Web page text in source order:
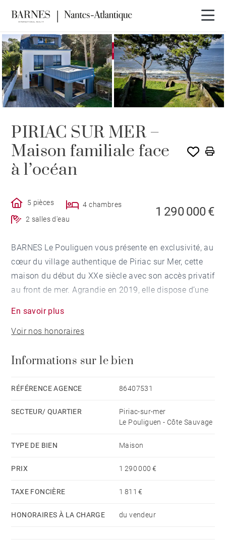
EXCLUSIVITÉ SOUS COMPROMIS
PIRIAC SUR MER –
Maison familiale face
à l’océan
5 pièces
4 chambres
2 salles d'eau
1 290 000 €
BARNES Le Pouliguen vous présente en exclusivité, au
cœur du village authentique de Piriac sur Mer, cette
maison du début du XXe siècle avec son accès privatif
au front de mer. Agrandie en 2019, elle dispose d’une
terrasse vue sur l’océan. Vous profiterez de quatre
chambres, dont un espace parental, d’un garage, et
cadre parfait pour des moments en famille, au bord de
estimé des dépenses annuelles d'énergie pour un
sur les risques auxquels ce bien est exposé sont
www.georisques.gouv.fr
En savoir plus
Voir nos honoraires
Informations sur le bien
RÉFÉRENCE AGENCE 86407531
SECTEUR/ QUARTIER
Piriac-sur-mer
Le Pouliguen - Côte Sauvage
TYPE DE BIEN Maison
PRIX 1 290 000 €
TAXE FONCIÈRE 1 811 €
HONORAIRES À LA CHARGE du vendeur